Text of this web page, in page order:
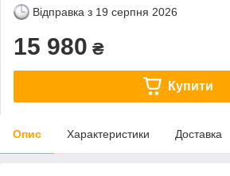
Відправка з 19 серпня 2026
15 980 ₴
Купити
Опис Характеристики Доставка